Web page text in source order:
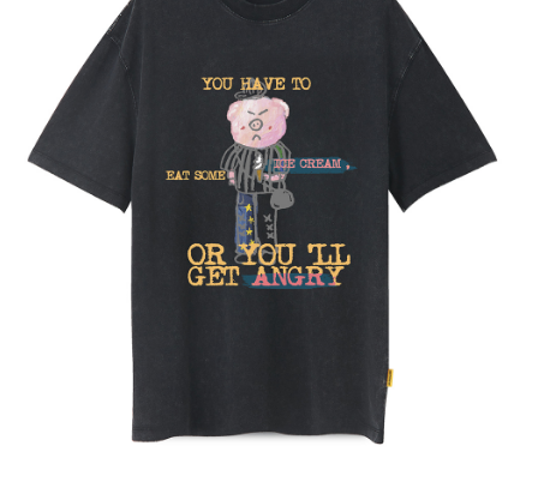
NT$65/pesanan | Penghantaran percuma untuk pesanan
NT$1,000 atau lebih
7-11取貨付款
NT$65/pesanan | Penghantaran percuma untuk pesanan
NT$1,000 atau lebih
付款後7-11取貨
NT$65/pesanan | Penghantaran percuma untuk pesanan
NT$85/pesanan | Penghantaran percuma untuk pesanan
NT$1,000 atau lebih
Kadar Penghantaran